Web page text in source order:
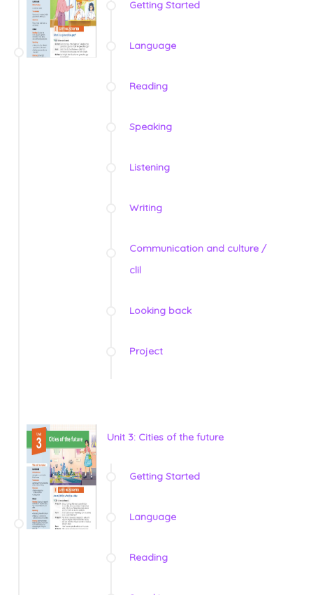
Getting Started
Language
Reading
Speaking
Listening
Writing
Communication and culture /
clil
Looking back
Project
Unit 3: Cities of the future
Getting Started
Language
Reading